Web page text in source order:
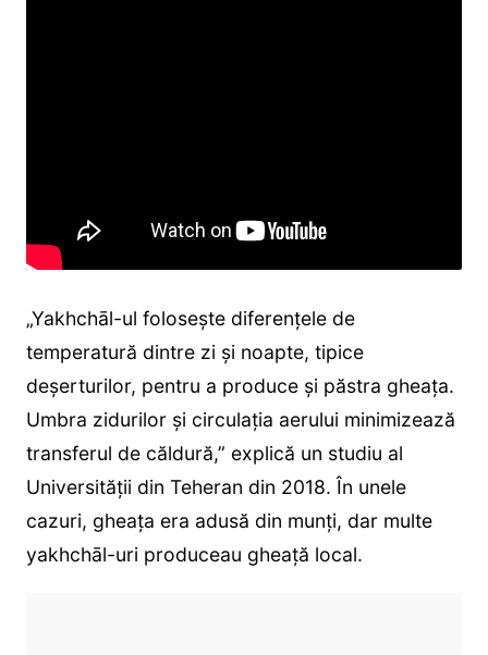
„Yakhchāl-ul folosește diferențele de
temperatură dintre zi și noapte, tipice
deșerturilor, pentru a produce și păstra gheața.
Umbra zidurilor și circulația aerului minimizează
transferul de căldură,” explică un studiu al
Universității din Teheran din 2018. În unele
cazuri, gheața era adusă din munți, dar multe
yakhchāl-uri produceau gheață local.